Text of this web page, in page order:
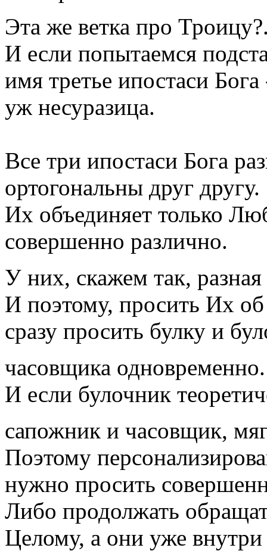
Эта же ветка про
И если попытаемся
имя третье ипостаси
уж несуразица.
Все три ипостаси Бога
ортогональны друг другу.
Их объединяет только
совершенно различно.
У них, скажем так,
И поэтому, просить Их
сразу просить булку и
часовщика
И если булочник
сапожник и часовщик,
Поэтому
нужно просить
Либо продолжать
Целому, а они уже внутри